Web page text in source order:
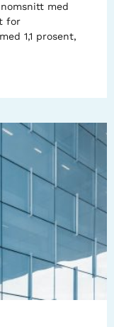
med
for
1,1 prosent,